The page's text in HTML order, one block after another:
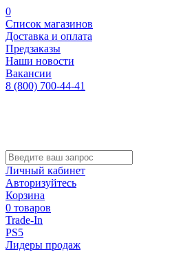
0
Список магазинов
Доставка и оплата
Предзаказы
Наши новости
Вакансии
8 (800) 700-44-41
Личный кабинет
Авторизуйтесь
Корзина
0 товаров
Trade-In
PS5
Лидеры продаж